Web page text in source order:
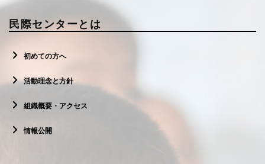
民際センターとは
初めての方へ
活動理念と方針
組織概要・アクセス
情報公開